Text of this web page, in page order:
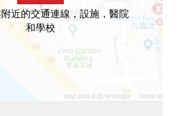
近的交通連線，設施，醫院
和學校